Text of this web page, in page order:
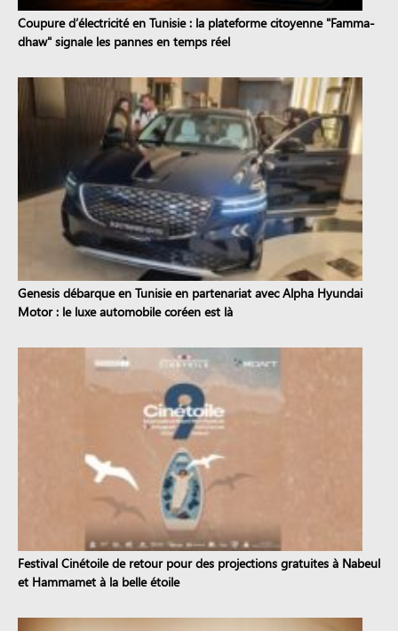
Coupure d’électricité en Tunisie : la plateforme citoyenne "Famma-
dhaw" signale les pannes en temps réel
Genesis débarque en Tunisie en partenariat avec Alpha Hyundai
Motor : le luxe automobile coréen est là
Festival Cinétoile de retour pour des projections gratuites à Nabeul
et Hammamet à la belle étoile